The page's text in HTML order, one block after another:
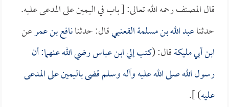
قال المصنف رحمه الله تعالى: [ باب في اليمين على المدعى عليه.
حدثناعبد الله بن مسلمة القعنبيقال: حدثنانافع بن عمرعن
ابن أبي مليكةقال: (كتب إليابن عباسرضي الله عنهما: أن
رسول الله صلى الله عليه وآله وسلم قضى باليمين على المدعى
عليه) ].